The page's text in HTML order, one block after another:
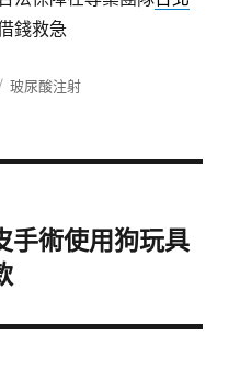
錢救急
分
玻尿酸注射
手術使用狗玩具